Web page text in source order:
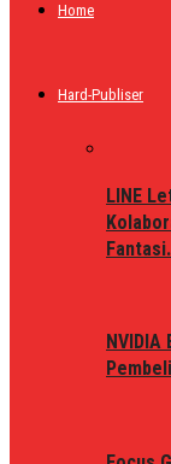
Home
Hard-Publiser
LINE